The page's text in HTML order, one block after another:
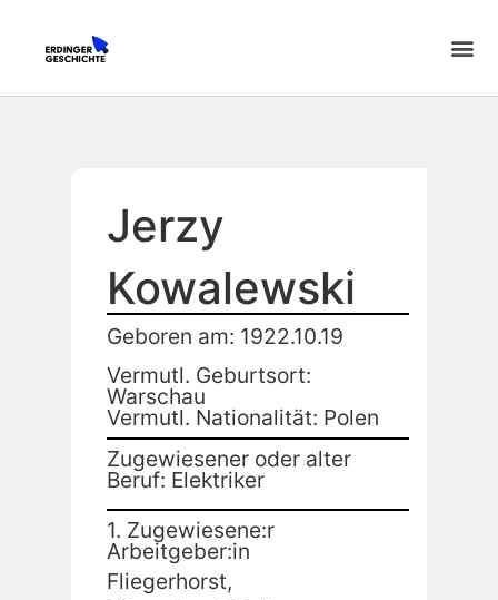
Jerzy
Kowalewski
Geboren am: 1922.10.19
Vermutl. Geburtsort:
Warschau
Vermutl. Nationalität: Polen
Zugewiesener oder alter
Beruf: Elektriker
1. Zugewiesene:r
Arbeitgeber:in
Fliegerhorst,